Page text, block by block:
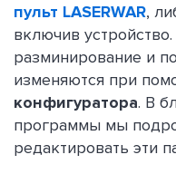
пульт LASERWAR,
включив
разминирование и
изменяются при
конфигуратора. В
программы мы
редактировать эти